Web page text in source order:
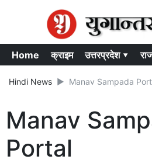
Home क्राइम उत्तरप्रदेश ▾
Hindi News Manav Sampada
Manav
Portal